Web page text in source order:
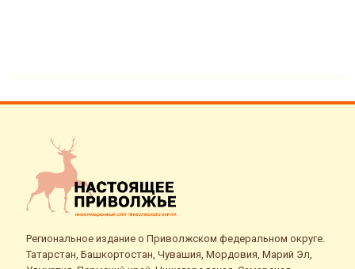
Региональное издание о Приволжском федеральном округе.
Татарстан, Башкортостан, Чувашия, Мордовия, Марий Эл,